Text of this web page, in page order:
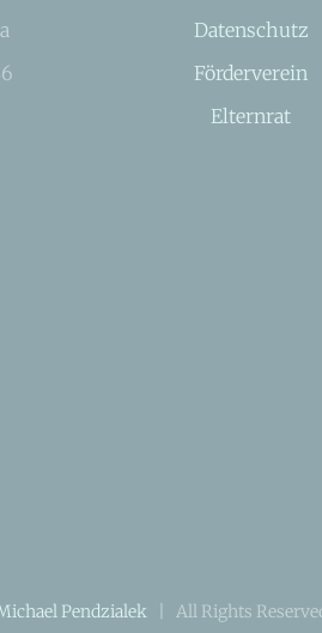
Datenschutz
Förderverein
Elternrat
Pendzialek| All Rights